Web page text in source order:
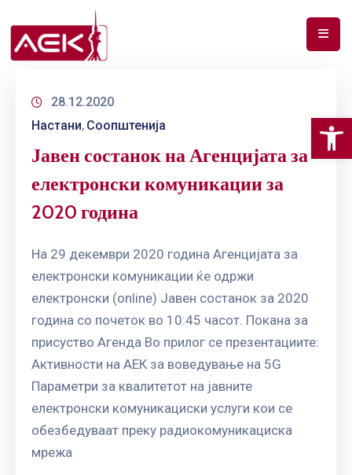
НАС
ДОКУМЕНТИ
СПЕКТАР
ТЕЛЕКОМУНИКАЦИИ
АНАЛИЗА
ПАЗАР
ГРИЖА
КОРИСНИЦИ
ЈАВНИ
НАБАВКИ
28.12.2020
Настани‚ Соопштенија
Јавен состанок на Агенцијата за
електронски комуникации за
2020 година
На 29 декември 2020 година Агенцијата за
електронски комуникации ќе одржи
електронски (online) Јавен состанок за 2020
година со почеток во 10:45 часот. Покана за
присуство Агенда Во прилог се презентациите:
Активности на АЕК за воведување на 5G
Параметри за квалитетот на јавните
електронски комуникациски услуги кои се
обезбедуваат преку радиокомуникациска
мрежа